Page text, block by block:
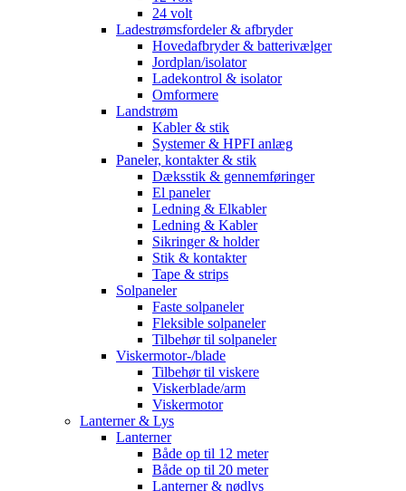
24 volt
Ladestrømsfordeler & afbryder
Hovedafbryder & batterivælger
Jordplan/isolator
Ladekontrol & isolator
Omformere
Landstrøm
Kabler & stik
Systemer & HPFI anlæg
Paneler, kontakter & stik
Dæksstik & gennemføringer
El paneler
Ledning & Elkabler
Ledning & Kabler
Sikringer & holder
Stik & kontakter
Tape & strips
Solpaneler
Faste solpaneler
Fleksible solpaneler
Tilbehør til solpaneler
Viskermotor-/blade
Tilbehør til viskere
Viskerblade/arm
Viskermotor
Lanterner & Lys
Lanterner
Både op til 12 meter
Både op til 20 meter
Lanterner & nødlys